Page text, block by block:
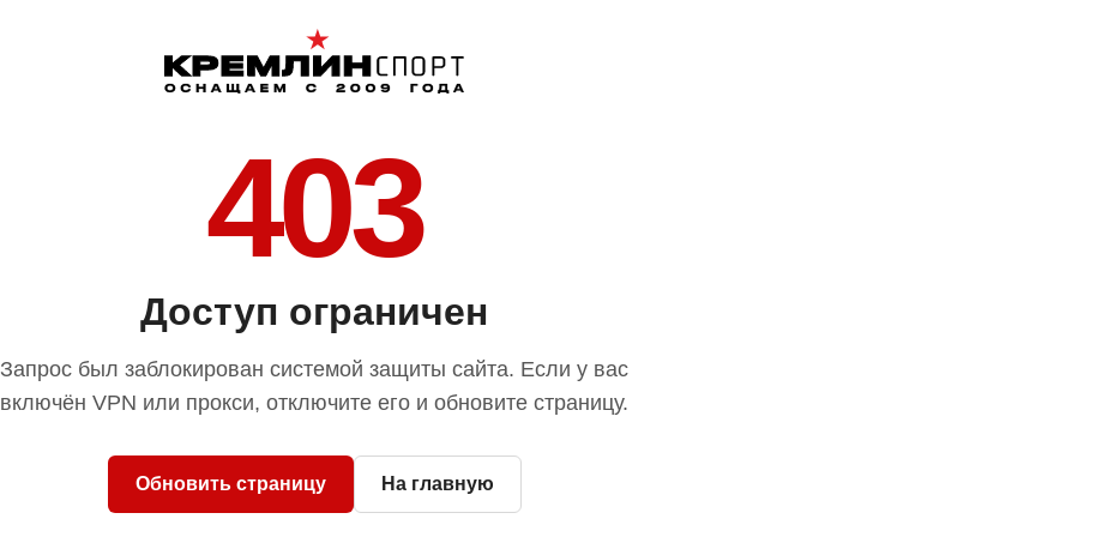
403
Доступ ограничен
Запрос был заблокирован системой защиты сайта. Если у вас
включён VPN или прокси, отключите его и обновите страницу.
Обновить страницу На главную